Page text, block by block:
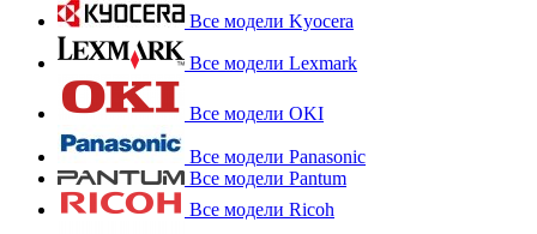
Все модели Kyocera
Все модели Lexmark
Все модели OKI
Все модели Panasonic
Все модели Pantum
Все модели Ricoh